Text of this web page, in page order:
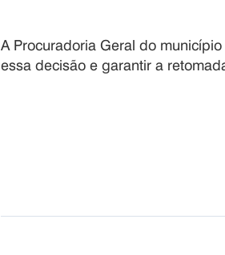
A Procuradoria Geral do
essa decisão e garantir a